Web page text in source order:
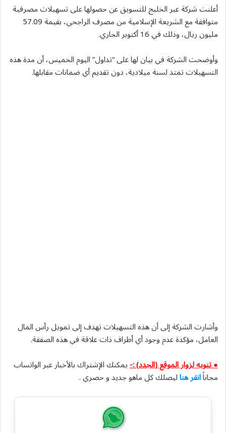
أعلنت شركة عبر الخليج للتسويق عن حصولها على تسهيلات مصرفية
متوافقة مع الشريعة الإسلامية من مصرف الراجحي، بقيمة 57.09
مليون ريال، وذلك في 16 أكتوبر الجاري.
وأوضحت الشركة في بيان لها على “تداول” اليوم الخميس، أن مدة هذه
التسهيلات تمتد لسنة ميلادية، دون تقديم أي ضمانات مقابلها.
وأشارت الشركة إلى أن هذه التسهيلات تهدف إلى تمويل رأس المال
العامل، مؤكدة عدم وجود أي أطراف ذات علاقة في هذه الصفقة.
● تنويه لزوار الموقع (الجدد) :-يمكنك الإشتراك بالأخبار عبر الواتساب
مجاناًانقر هناليصلك كل ماهو جديد و حصري .